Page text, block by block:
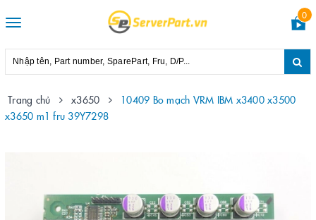
Toggle
0
Trang chủ x3650
10409 Bo mạch VRM IBM x3400 x3500
x3650 m1 fru 39Y7298